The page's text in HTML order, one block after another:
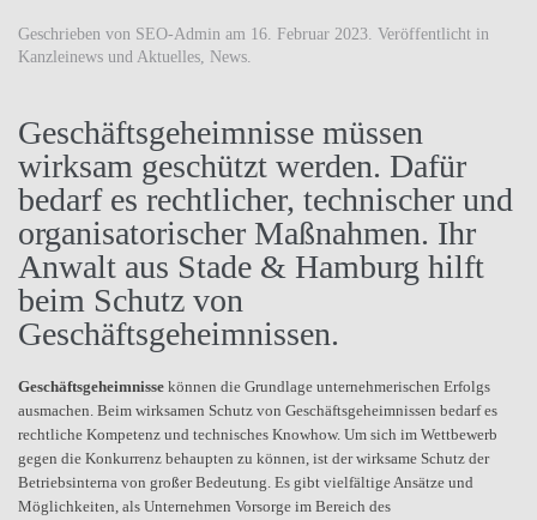
Geschrieben von SEO-Admin am 16. Februar 2023. Veröffentlicht in
Kanzleinews und Aktuelles, News.
Geschäftsgeheimnisse müssen
wirksam geschützt werden. Dafür
bedarf es rechtlicher, technischer und
organisatorischer Maßnahmen. Ihr
Anwalt aus Stade & Hamburg hilft
beim Schutz von
Geschäftsgeheimnissen.
Geschäftsgeheimnisse können die Grundlage unternehmerischen Erfolgs
ausmachen. Beim wirksamen Schutz von Geschäftsgeheimnissen bedarf es
rechtliche Kompetenz und technisches Knowhow. Um sich im Wettbewerb
gegen die Konkurrenz behaupten zu können, ist der wirksame Schutz der
Betriebsinterna von großer Bedeutung. Es gibt vielfältige Ansätze und
Möglichkeiten, als Unternehmen Vorsorge im Bereich des